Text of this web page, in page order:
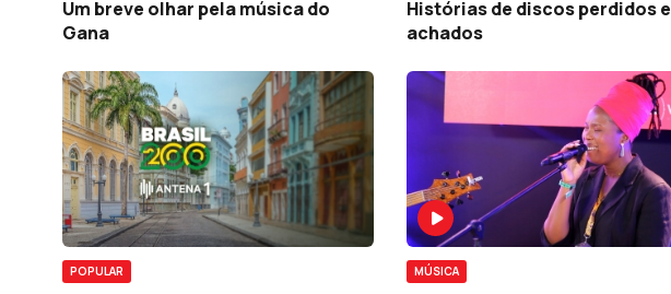
Um breve olhar pela música do
Gana
Histórias de discos perdidos e
achados
POPULAR MÚSICA